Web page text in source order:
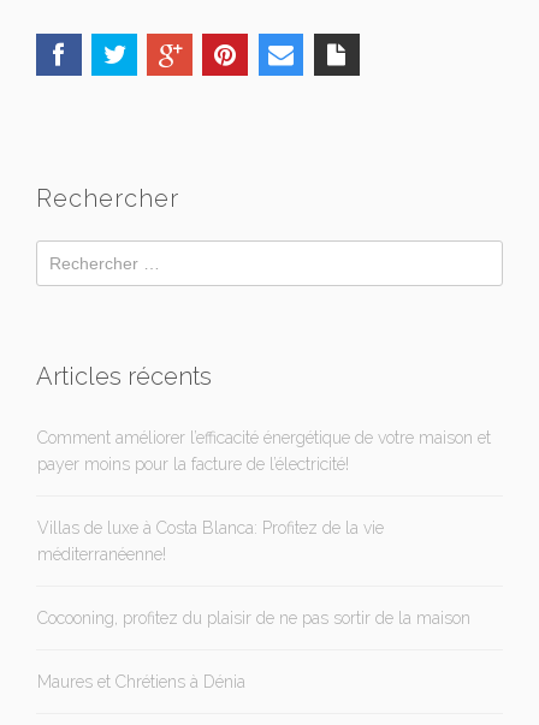
Rechercher
Articles récents
Comment améliorer l’efficacité énergétique de votre maison et
payer moins pour la facture de l’électricité!
Villas de luxe à Costa Blanca: Profitez de la vie
méditerranéenne!
Cocooning, profitez du plaisir de ne pas sortir de la maison
Maures et Chrétiens à Dénia